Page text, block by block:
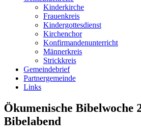
Kinderkirche
Frauenkreis
Kindergottesdienst
Kirchenchor
Konfirmandenunterricht
Männerkreis
Strickkreis
Gemeindebrief
Partnergemeinde
Links
Ökumenische Bibelwoche
Bibelabend